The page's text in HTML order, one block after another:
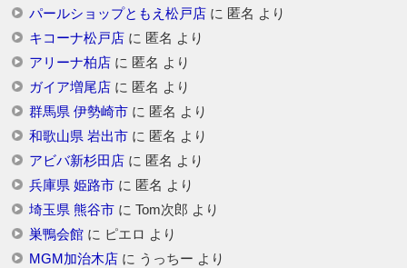
パールショップともえ松戸店に 匿名 より
キコーナ松戸店に 匿名 より
アリーナ柏店に 匿名 より
ガイア増尾店に 匿名 より
群馬県 伊勢崎市に 匿名 より
和歌山県 岩出市に 匿名 より
アビバ新杉田店に 匿名 より
兵庫県 姫路市に 匿名 より
埼玉県 熊谷市に Tom次郎 より
巣鴨会館に ピエロ より
MGM加治木店に うっちー より